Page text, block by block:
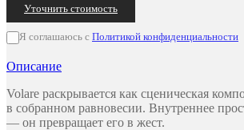
Уточнить стоимость
Я соглашаюсь с Политикой конфиденциальности
Описание
Volare раскрывается как сценическая
в собранном равновесии. Внутреннее
— он превращает его в жест.